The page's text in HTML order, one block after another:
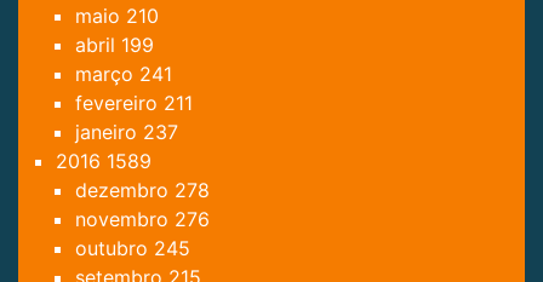
maio 210
abril 199
março 241
fevereiro 211
janeiro 237
2016 1589
dezembro 278
novembro 276
outubro 245
setembro 215